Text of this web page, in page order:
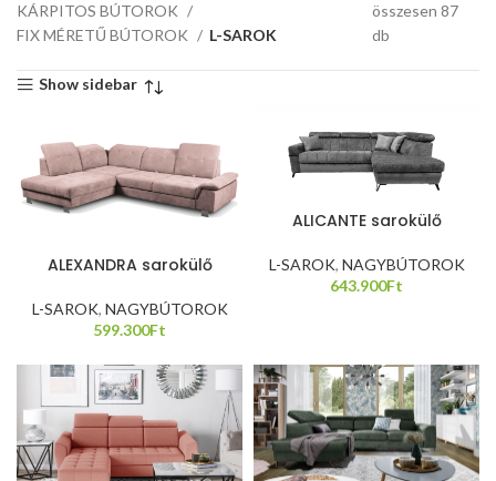
KÁRPITOS BÚTOROK
FIX MÉRETŰ BÚTOROK
L-SAROK
összesen 87
db
Show sidebar
ALEXANDRA sarokülő
L-SAROK, NAGYBÚTOROK
599.300Ft
ALICANTE sarokülő
L-SAROK, NAGYBÚTOROK
643.900Ft